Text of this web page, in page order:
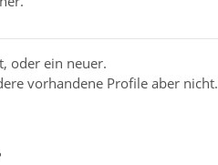
oder ein neuer.
vorhandene Profile aber nicht.